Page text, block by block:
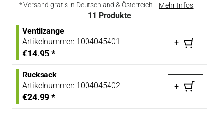
* Versand gratis in Deutschland & Österreich Mehr Infos
11 Produkte
Ventilzange
Artikelnummer: 1004045401
€14.95*
+
Rucksack
Artikelnummer: 1004045402
€24.99*
+